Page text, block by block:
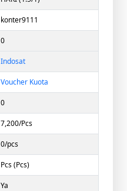
konter9111
0
Indosat
Voucher Kuota
0
7,200/Pcs
0/pcs
Pcs (Pcs)
Ya